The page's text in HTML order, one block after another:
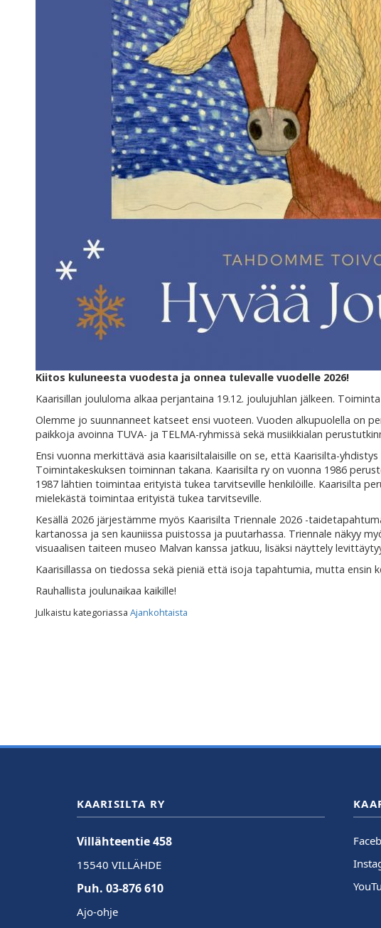
Kiitos kuluneesta vuodesta ja onnea tulevalle vuodelle 2026!
Kaarisillan joululoma alkaa perjantaina 19.12. joulujuhlan jälkeen.
Olemme jo suunnanneet katseet ensi vuoteen. Vuoden alkupuolella on
paikkoja avoinna TUVA- ja TELMA-ryhmissä sekä musiikkialan
Ensi vuonna merkittävä asia kaarisiltalaisille on se, että Kaarisilta-
Toimintakeskuksen toiminnan takana. Kaarisilta ry on vuonna 1986
1987 lähtien toimintaa erityistä tukea tarvitseville henkilöille. Kaarisilta
mielekästä toimintaa erityistä tukea tarvitseville.
Kesällä 2026 järjestämme myös Kaarisilta Triennale 2026 -
kartanossa ja sen kauniissa puistossa ja puutarhassa. Triennale näkyy
visuaalisen taiteen museo Malvan kanssa jatkuu, lisäksi näyttely
Kaarisillassa on tiedossa sekä pieniä että isoja tapahtumia, mutta ensin
Rauhallista joulunaikaa kaikille!
Julkaistu kategoriassa Ajankohtaista
KAARISILTA RY
Villähteentie 458
15540 VILLÄHDE
Puh. 03-876 610
Ajo-ohje